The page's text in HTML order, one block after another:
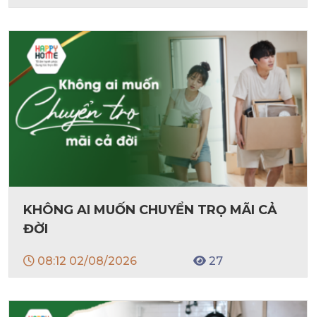
KHÔNG AI MUỐN CHUYỂN TRỌ MÃI CẢ
ĐỜI
08:12 02/08/2026 27